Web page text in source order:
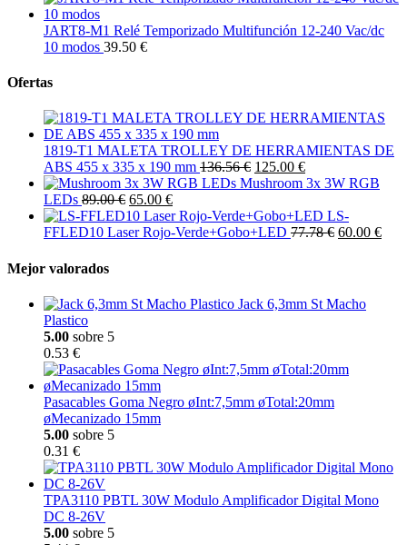
JART8-M1 Relé Temporizado Multifunción 12-240 Vac/dc
10 modos 39.50 €
Ofertas
1819-T1 MALETA TROLLEY DE HERRAMIENTAS DE
ABS 455 x 335 x 190 mm 136.56 € 125.00 €
Mushroom 3x 3W RGB
LEDs 89.00 € 65.00 €
LS-
FFLED10 Laser Rojo-Verde+Gobo+LED 77.78 € 60.00 €
Mejor valorados
Jack 6,3mm St Macho
Plastico
5.00 sobre 5
0.53 €
Pasacables Goma Negro øInt:7,5mm øTotal:20mm
øMecanizado 15mm
5.00 sobre 5
0.31 €
TPA3110 PBTL 30W Modulo Amplificador Digital Mono
DC 8-26V
5.00 sobre 5